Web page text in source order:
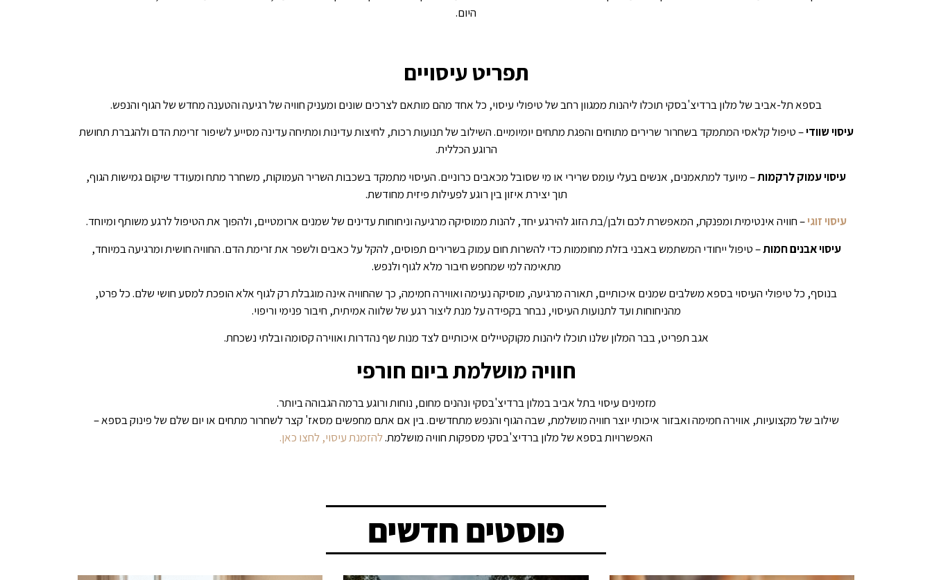
היום.
תפריט עיסויים
בספא תל-אביב של מלון ברדיצ'בסקי תוכלו ליהנות ממגוון רחב של טיפולי עיסוי, כל אחד מהם מותאם לצרכים שונים ומעניק חוויה של רגיעה והטענה מחדש של הגוף והנפש.
עיסוי שוודי– טיפול קלאסי המתמקד בשחרור שרירים מתוחים והפגת מתחים יומיומיים. השילוב של תנועות רכות, לחיצות עדינות ומתיחה עדינה מסייע לשיפור זרימת הדם ולהגברת תחושת
הרוגע הכללית.
עיסוי עמוק לרקמות– מיועד למתאמנים, אנשים בעלי עומס שרירי או מי שסובל מכאבים כרוניים. העיסוי מתמקד בשכבות השריר העמוקות, משחרר מתח ומעודד שיקום גמישות הגוף,
תוך יצירת איזון בין רוגע לפעילות פיזית מחודשת.
עיסוי זוגי – חוויה אינטימית ומפנקת, המאפשרת לכם ולבן/בת הזוג להירגע יחד, להנות ממוסיקה מרגיעה וניחוחות עדינים של שמנים ארומטיים, ולהפוך את הטיפול לרגע משותף ומיוחד.
עיסוי אבנים חמות– טיפול ייחודי המשתמש באבני בזלת מחוממות כדי להשרות חום עמוק בשרירים תפוסים, להקל על כאבים ולשפר את זרימת הדם. החוויה חושית ומרגיעה במיוחד,
מתאימה למי שמחפש חיבור מלא לגוף ולנפש.
בנוסף, כל טיפולי העיסוי בספא משלבים שמנים איכותיים, תאורה מרגיעה, מוסיקה נעימה ואווירה חמימה, כך שהחוויה אינה מוגבלת רק לגוף אלא הופכת למסע חושי שלם. כל פרט,
מהניחוחות ועד לתנועות העיסוי, נבחר בקפידה על מנת ליצור רגע של שלווה אמיתית, חיבור פנימי וריפוי.
אגב תפריט, בבר המלון שלנו תוכלו ליהנות מקוקטיילים איכותיים לצד מנות שף נהדרות ואווירה קסומה ובלתי נשכחת.
חוויה מושלמת ביום חורפי
מזמינים עיסוי בתל אביב במלון ברדיצ'בסקי ונהנים מחום, נוחות ורוגע ברמה הגבוהה ביותר.
שילוב של מקצועיות, אווירה חמימה ואבזור איכותי יוצר חוויה מושלמת, שבה הגוף והנפש מתחדשים. בין אם אתם מחפשים מסאז' קצר לשחרור מתחים או יום שלם של פינוק בספא –
האפשרויות בספא של מלון ברדיצ'בסקי מספקות חוויה מושלמת.להזמנת עיסוי, לחצו כאן.
פוסטים חדשים